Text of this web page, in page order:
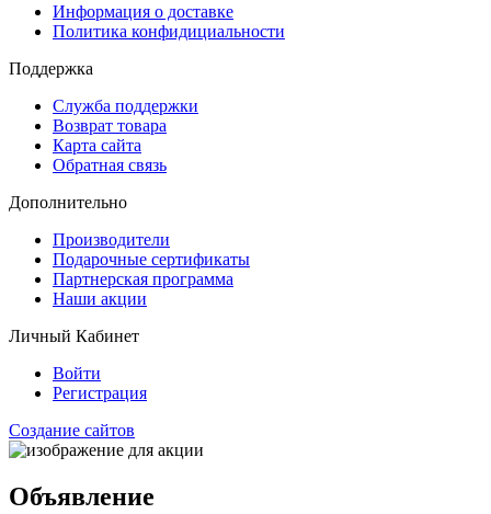
Информация о доставке
Политика конфидициальности
Поддержка
Служба поддержки
Возврат товара
Карта сайта
Обратная связь
Дополнительно
Производители
Подарочные сертификаты
Партнерская программа
Наши акции
Личный Кабинет
Войти
Регистрация
Создание сайтов
Объявление